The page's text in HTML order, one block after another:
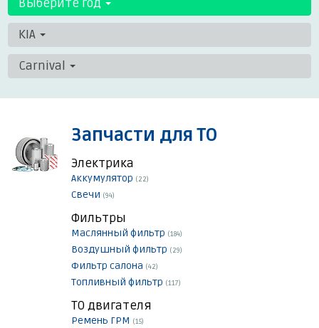
Выберите год
KIA
Carnival
Запчасти для ТО
Электрика
Аккумулятор (22)
Свечи (94)
Фильтры
Маслянный фильтр (184)
Воздушный фильтр (29)
Фильтр салона (42)
Топливный фильтр (117)
ТО двигателя
Ремень ГРМ (15)